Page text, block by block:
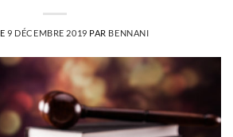
9 DÉCEMBRE 2019 PAR BENNANI